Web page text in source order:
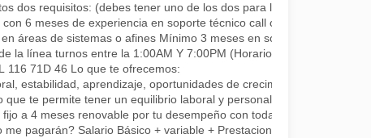
dos requisitos: (debes tener uno de los dos para la continuidad, se
6 meses de experiencia en soporte técnico call center.
áreas de sistemas o afines Mínimo 3 meses en soporte o áreas
la línea turnos entre la 1:00AM Y 7:00PM (Horarios rotativos, 1 día
116 71D 46 Lo que te ofrecemos:
estabilidad, aprendizaje, oportunidades de crecimiento, tenemos
que te permite tener un equilibrio laboral y personal
a 4 meses renovable por tu desempeño con todas las prestaciones
pagarán? Salario Básico + variable + Prestaciones por ley.